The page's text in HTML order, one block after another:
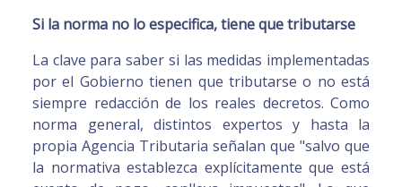
Si la norma no lo especifica, tiene que tributarse
La clave para saber si las medidas implementadas
por el Gobierno tienen que tributarse o no está
siempre redacción de los reales decretos. Como
norma general, distintos expertos y hasta la
propia Agencia Tributaria señalan que "salvo que
la normativa establezca explícitamente que está